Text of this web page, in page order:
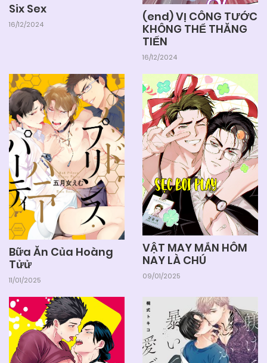
Six Sex
16/12/2024
(end) VỊ CÔNG TƯỚC
KHÔNG THỂ THĂNG
TIẾN
16/12/2024
Bữa Ăn Của Hoàng
Tửử
11/01/2025
VẬT MAY MẮN HÔM
NAY LÀ CHÚ
09/01/2025